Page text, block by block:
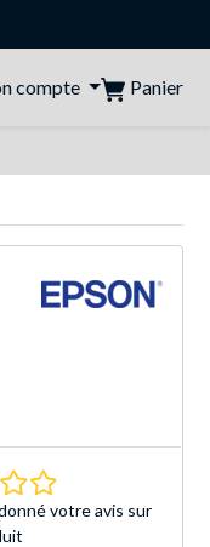
compte Panier
0.0 Étoiles Basé sur
votre avis sur